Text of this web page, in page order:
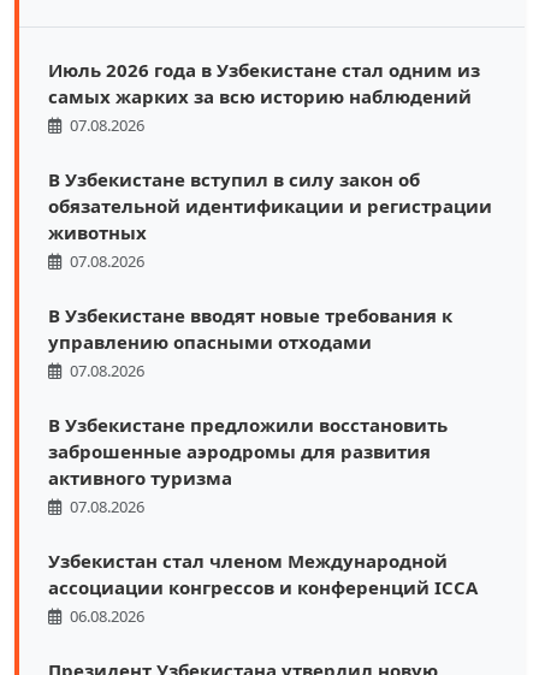
Июль 2026 года в Узбекистане стал одним из
самых жарких за всю историю наблюдений
07.08.2026
В Узбекистане вступил в силу закон об
обязательной идентификации и регистрации
животных
07.08.2026
В Узбекистане вводят новые требования к
управлению опасными отходами
07.08.2026
В Узбекистане предложили восстановить
заброшенные аэродромы для развития
активного туризма
07.08.2026
Узбекистан стал членом Международной
ассоциации конгрессов и конференций ICCA
06.08.2026
Президент Узбекистана утвердил новую